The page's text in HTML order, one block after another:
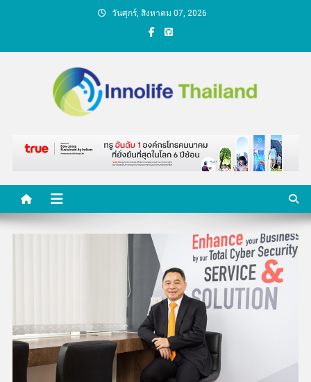
วันศุกร์, สิงหาคม 07, 2026
คนกับความคิด ชีวิตกับ
นวัตกรรม